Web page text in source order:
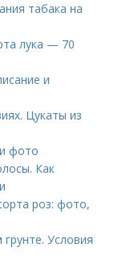
табака на
лука — 70
и
Цукаты из
фото
Как
роз: фото,
Условия